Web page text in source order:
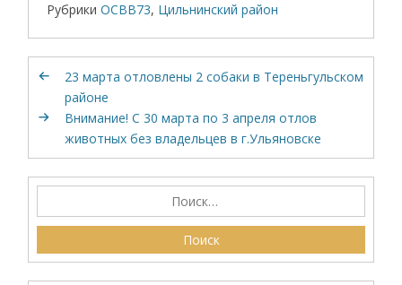
Рубрики ОСВВ73, Цильнинский район
23 марта отловлены 2 собаки в Тереньгульском
районе
Внимание! С 30 марта по 3 апреля отлов
животных без владельцев в г.Ульяновске